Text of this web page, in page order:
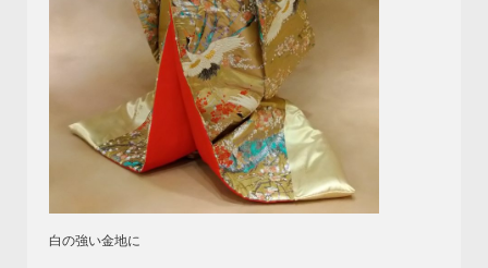
白の強い金地に